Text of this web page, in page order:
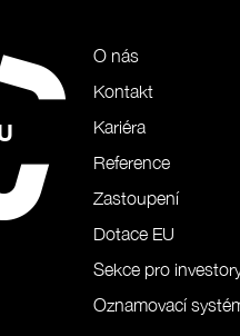
O nás
Kontakt
Kariéra
Reference
Zastoupení
Dotace EU
Sekce pro
Oznamovací